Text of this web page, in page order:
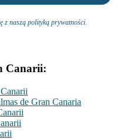
z naszą polityką prywatności.
Canarii:
de Gran Canaria